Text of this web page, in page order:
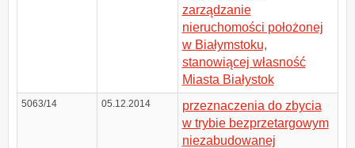
zarządzanie
nieruchomości położonej
w Białymstoku,
stanowiącej własność
Miasta Białystok
5063/14 05.12.2014
przeznaczenia do zbycia
w trybie bezprzetargowym
niezabudowanej